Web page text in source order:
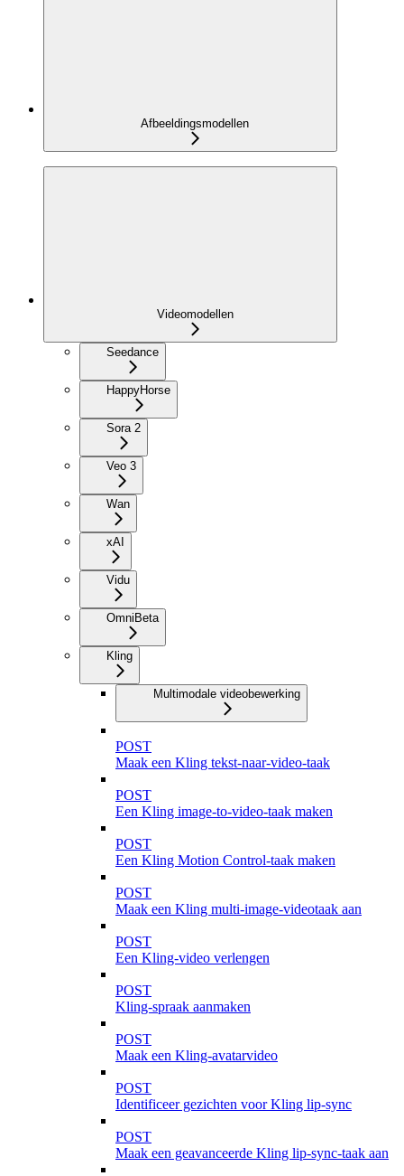
Afbeeldingsmodellen
Videomodellen
Seedance
HappyHorse
Sora 2
Veo 3
Wan
xAI
Vidu
Omni Beta
Kling
Multimodale videobewerking
POST
Maak een Kling tekst-naar-video-taak
POST
Een Kling image-to-video-taak maken
POST
Een Kling Motion Control-taak maken
POST
Maak een Kling multi-image-videotaak aan
POST
Een Kling-video verlengen
POST
Kling-spraak aanmaken
POST
Maak een Kling-avatarvideo
POST
Identificeer gezichten voor Kling lip-sync
POST
Maak een geavanceerde Kling lip-sync-taak aan